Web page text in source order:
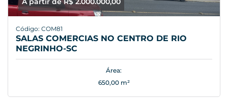
Código: COM81
SALAS COMERCIAS NO CENTRO DE RIO
NEGRINHO-SC
Área:
650,00 m²